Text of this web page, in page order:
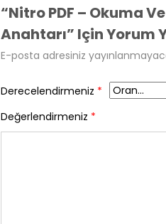
“Nitro PDF – Okuma
Anahtarı” Için Yorum
E-posta adresiniz
Derecelendirmeniz *
Değerlendirmeniz *